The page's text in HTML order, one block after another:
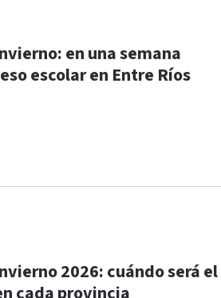
en una semana
escolar en Entre Ríos
2026: cuándo será el